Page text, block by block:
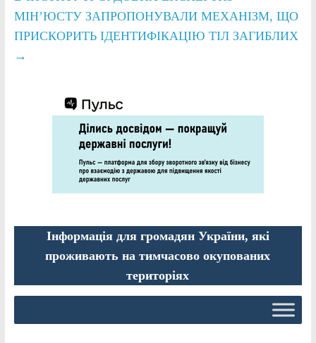
МІН’ЮСТУ ЗАПРОПОНУВАЛИ МЕХАНІЗМ, ЩО
ПРИСКОРИТЬ ІДЕНТИФІКАЦІЮ ТІЛ ЗАГИБЛИХ
→
Інформація для громадян України, які
проживають на тимчасово окупованих
територіях